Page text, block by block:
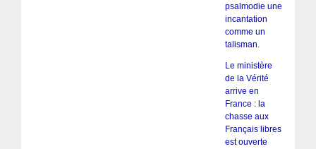
psalmodie une
incantation
comme un
talisman.
Le ministère
de la Vérité
arrive en
France : la
chasse aux
Français libres
est ouverte